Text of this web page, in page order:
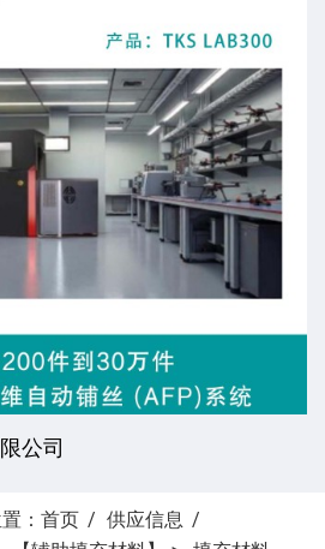
公司
： 首页
供应信息